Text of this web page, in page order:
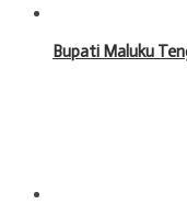
Bupati Maluku